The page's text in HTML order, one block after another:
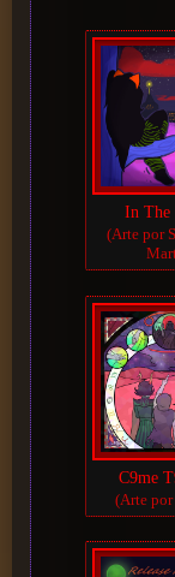
In The
(Arte por
C9me
(Arte